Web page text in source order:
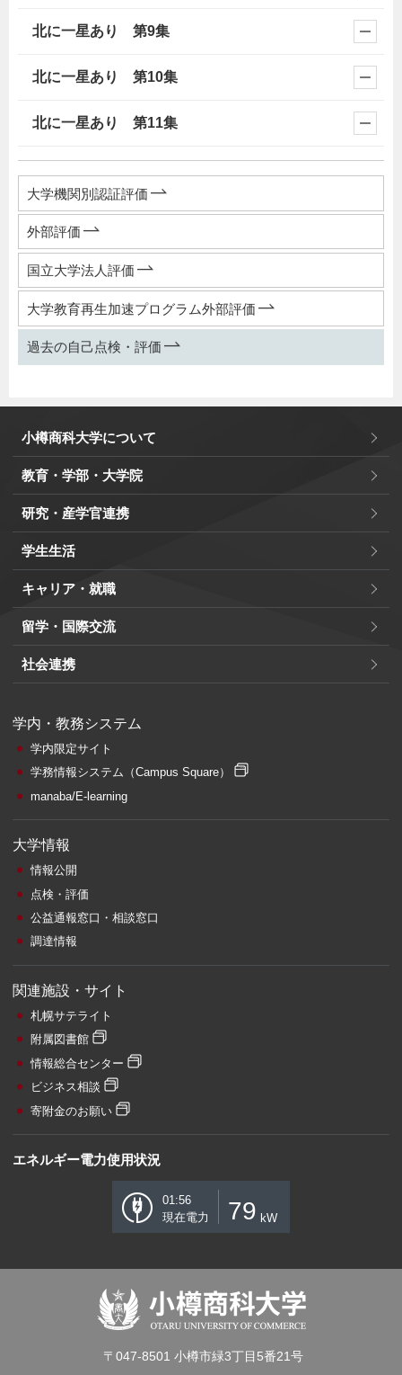
北に一星あり 第9集
北に一星あり 第10集
北に一星あり 第11集
大学機関別認証評価
外部評価
国立大学法人評価
大学教育再生加速プログラム外部評価
過去の自己点検・評価
小樽商科大学について
教育・学部・大学院
研究・産学官連携
学生生活
キャリア・就職
留学・国際交流
社会連携
学内・教務システム
学内限定サイト
学務情報システム （Campus Square）
manaba/E-learning
大学情報
情報公開
点検・評価
公益通報窓口・相談窓口
調達情報
関連施設・サイト
札幌サテライト
附属図書館
情報総合センター
ビジネス相談
寄附金のお願い
エネルギー電力使用状況
01:56
現在電力
79 kW
〒047-8501 小樽市緑3丁目5番21号